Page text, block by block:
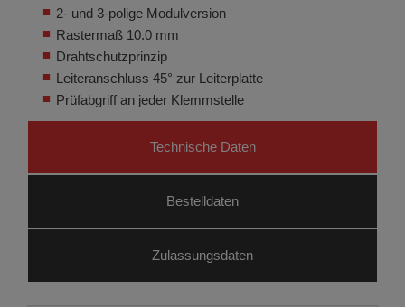
2- und 3-polige Modulversion
Rastermaß 10.0 mm
Drahtschutzprinzip
Leiteranschluss 45° zur Leiterplatte
Prüfabgriff an jeder Klemmstelle
Technische Daten
Bestelldaten
Zulassungsdaten